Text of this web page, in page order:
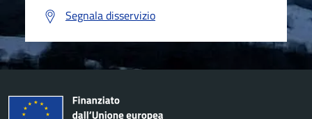
Segnala disservizio